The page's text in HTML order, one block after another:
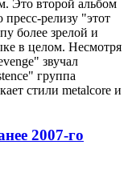
Это второй альбом
релизу "этот
более зрелой и
в целом. Несмотря
звучал
группа
стили metalcore и
2007-го